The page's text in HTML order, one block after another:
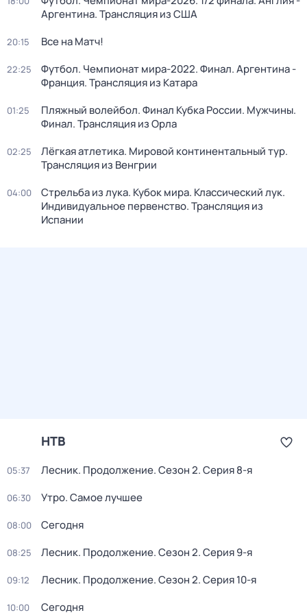
Аргентина. Трансляция из США
20:15 Все на Матч!
22:25
Футбол. Чемпионат мира-2022. Финал. Аргентина -
Франция. Трансляция из Катара
01:25
Пляжный волейбол. Финал Кубка России. Мужчины.
Финал. Трансляция из Орла
02:25
Лёгкая атлетика. Мировой континентальный тур.
Трансляция из Венгрии
04:00
Стрельба из лука. Кубок мира. Классический лук.
Индивидуальное первенство. Трансляция из
Испании
НТВ
05:37 Лесник. Продолжение. Сезон 2. Серия 8-я
06:30 Утро. Самое лучшее
08:00 Сегодня
08:25 Лесник. Продолжение. Сезон 2. Серия 9-я
09:12 Лесник. Продолжение. Сезон 2. Серия 10-я
10:00 Сегодня